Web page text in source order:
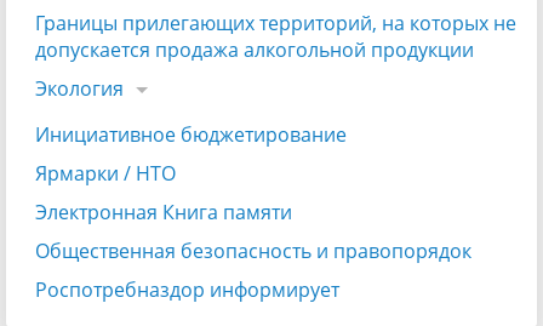
Границы прилегающих территорий, на которых не
допускается продажа алкогольной продукции
Экология
Инициативное бюджетирование
Ярмарки / НТО
Электронная Книга памяти
Общественная безопасность и правопорядок
Роспотребназдор информирует